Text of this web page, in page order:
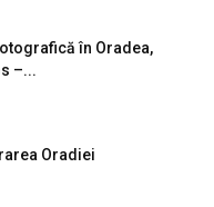
în Oradea,
–...
Oradiei